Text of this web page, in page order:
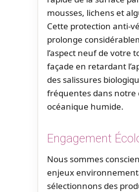
mousses, lichens et
Cette protection anti-
prolonge
l’aspect neuf de votre
façade en retardant
des salissures
fréquentes dans notre
océanique humide.
Engagement
Nous sommes
enjeux
sélectionnons des